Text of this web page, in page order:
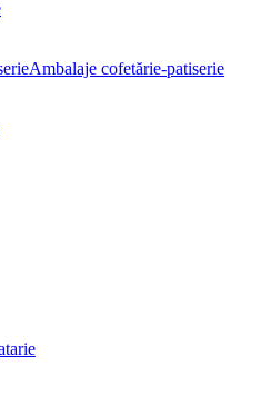
Ambalaje cofetărie-patiserie